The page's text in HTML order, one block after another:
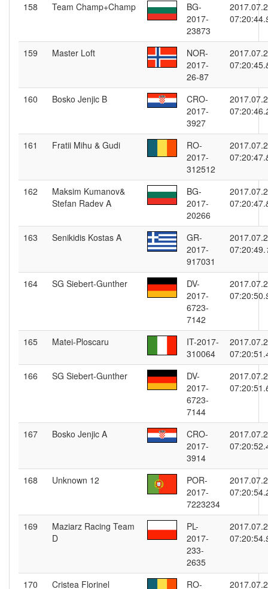
158 Team Champ+Champ
BG-
2017-
23873
07:20:44.
159 Master Loft
NOR-
2017-
26-87
07:20:45.
160 Bosko Jenjic B
CRO-
2017-
3927
07:20:46.
161 Fratii Mihu & Gudi
RO-
2017-
312512
07:20:47.
162
Maksim Kumanov&
Stefan Radev A
BG-
2017-
20266
07:20:47.
163 Senikidis Kostas A
GR-
2017-
917031
07:20:49.
164 SG Siebert-Gunther
DV-
2017-
6723-
7142
07:20:50.
165 Matei-Ploscaru
IT-2017-
310064
07:20:51.
166
SG Siebert-Gunther
DV-
2017-
6723-
7144
07:20:51.
167 Bosko Jenjic A
CRO-
2017-
3914
07:20:52.
168 Unknown 12
POR-
2017-
7223234
07:20:54.
169
Maziarz Racing Team
D
PL-
2017-
233-
2635
07:20:54.
170 Cristea Florinel RO-